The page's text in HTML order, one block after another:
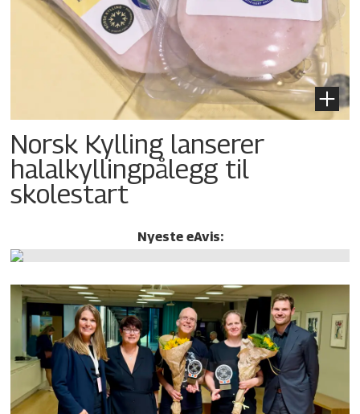
Norsk Kylling lanserer
halalkylling­pålegg til
skolestart
Nyeste eAvis: